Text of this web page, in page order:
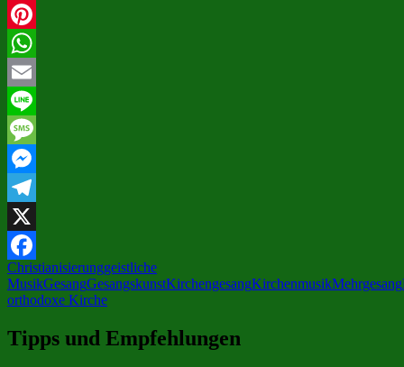
Pinterest
WhatsApp
Email
Line
Message
Messenger
Telegram
X
Facebook
Christianisierunggeistliche
MusikGesangGesangskunstKirchengesangKirchenmusikMehrgesang
orthodoxe Kirche
Tipps und Empfehlungen